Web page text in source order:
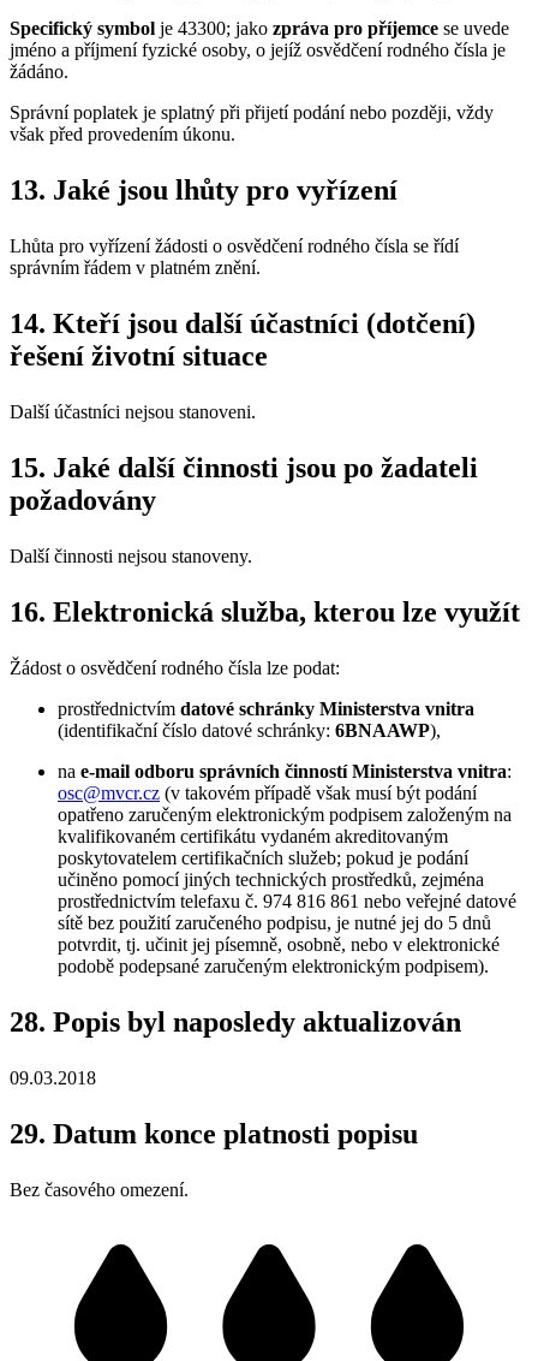
Specifický symbol je 43300; jako zpráva pro příjemce se uvede
jméno a příjmení fyzické osoby, o jejíž osvědčení rodného čísla je
žádáno.
Správní poplatek je splatný při přijetí podání nebo později, vždy
však před provedením úkonu.
13. Jaké jsou lhůty pro vyřízení
Lhůta pro vyřízení žádosti o osvědčení rodného čísla se řídí
správním řádem v platném znění.
14. Kteří jsou další účastníci (dotčení)
řešení životní situace
Další účastníci nejsou stanoveni.
15. Jaké další činnosti jsou po žadateli
požadovány
Další činnosti nejsou stanoveny.
16. Elektronická služba, kterou lze využít
Žádost o osvědčení rodného čísla lze podat:
prostřednictvím datové schránky Ministerstva vnitra
(identifikační číslo datové schránky: 6BNAAWP),
na e-mail odboru správních činností Ministerstva vnitra:
osc@mvcr.cz (v takovém případě však musí být podání
opatřeno zaručeným elektronickým podpisem založeným na
kvalifikovaném certifikátu vydaném akreditovaným
poskytovatelem certifikačních služeb; pokud je podání
učiněno pomocí jiných technických prostředků, zejména
prostřednictvím telefaxu č. 974 816 861 nebo veřejné datové
sítě bez použití zaručeného podpisu, je nutné jej do 5 dnů
potvrdit, tj. učinit jej písemně, osobně, nebo v elektronické
podobě podepsané zaručeným elektronickým podpisem).
28. Popis byl naposledy aktualizován
09.03.2018
29. Datum konce platnosti popisu
Bez časového omezení.